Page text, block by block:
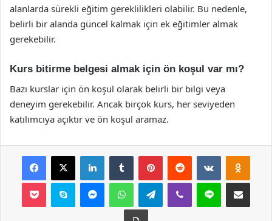
alanlarda sürekli eğitim gereklilikleri olabilir. Bu nedenle,
belirli bir alanda güncel kalmak için ek eğitimler almak
gerekebilir.
Kurs bitirme belgesi almak için ön koşul var mı?
Bazı kurslar için ön koşul olarak belirli bir bilgi veya
deneyim gerekebilir. Ancak birçok kurs, her seviyeden
katılımcıya açıktır ve ön koşul aramaz.
Facebook
X LinkedInTumblr PinterestReddit VKontakte
Pocket Skype MessengerWhatsAppTelegramViber Line E-Posta ile
Yazdır